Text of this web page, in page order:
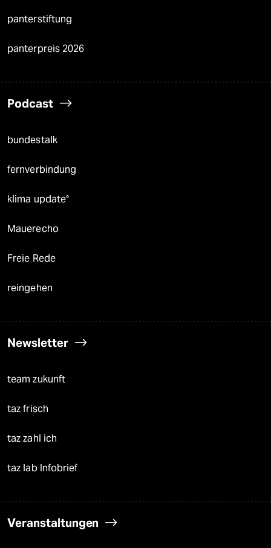
panterstiftung
panterpreis 2026
Podcast
bundestalk
fernverbindung
klima update°
Mauerecho
Freie Rede
reingehen
Newsletter
team zukunft
taz frisch
taz zahl ich
taz lab Infobrief
Veranstaltungen